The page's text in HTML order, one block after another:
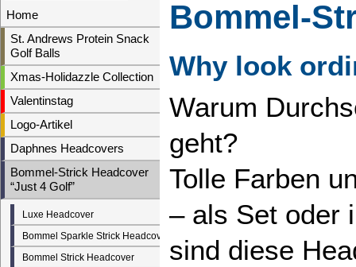
Home
St. Andrews Protein Snack
Golf Balls
Xmas-Holidazzle Collection
Valentinstag
Logo-Artikel
Daphnes Headcovers
Bommel-Strick Headcover
“Just 4 Golf”
Luxe Headcover
Bommel Sparkle Strick Headcover
Bommel Strick Headcover
Bommel-
Why look
Warum
geht?
Tolle Farben
– als Set oder
sind diese